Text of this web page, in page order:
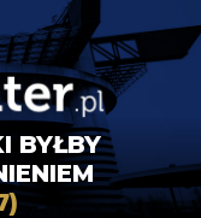
BYŁBY